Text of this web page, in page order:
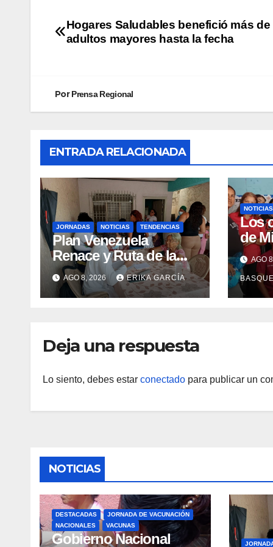
Hogares Saludables benefició más de
adultos mayores hasta la fecha
PorPrensa Regional
ENTRADA RELACIONADA
JORNADAS NOTICIAS TENDENCIAS
Plan Venezuela
Renace y Ruta de la
Aragüeñidad
garantizan atención
médica integral en
AGO 8, 2026 ERIKA GARCÍA
NOTICIAS
Los
de
AGO
Deja una respuesta
Lo siento, debes estar conectado para publicar un
NOTICIAS
DESTACADAS
JORNADA DE VACUNACIÓN
NACIONALES
VACUNAS
Gobierno Nacional